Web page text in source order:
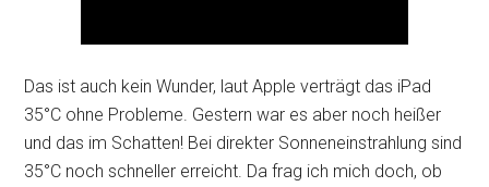
Das ist auch kein Wunder, laut Apple verträgt das iPad
35°C ohne Probleme. Gestern war es aber noch heißer
und das im Schatten! Bei direkter Sonneneinstrahlung sind
35°C noch schneller erreicht. Da frag ich mich doch, ob